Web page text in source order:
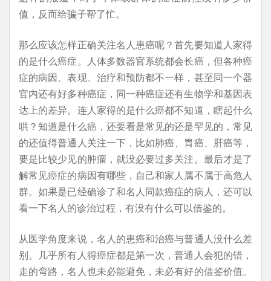
值，反而给骗子帮了忙。
那么应该怎样正确关注名人患癌呢？首先要知道人家得
的是什么癌症。人体多数器官系统都会长癌，但各种癌
症的病因、表现、治疗和预防都不一样，甚至同一个器
官内还有好多种癌症，同一种癌症还有生物学和基因表
达上的差异。连人家得的是什么癌都不知道，瞎起什么
哄？知道是什么癌，还要看是常见的还是罕见的，常见
的还值得普通人关注一下，比如肺癌、胃癌、肝癌等，
要是比较少见的肿瘤，就没必要过多关注。最后才是了
解常见癌症的病因有哪些，自己和家人属不属于高危人
群。如果是已经确诊了和名人同款癌症的病人，还可以
看一下名人的诊治过程，有没有什么可以借鉴的。
从医学角度来说，名人的患癌和治癌与普通人没什么差
别。几乎所有人得癌症都是第一次，普通人会犯的错，
走的弯路，名人也未必能避免，未必有好的借鉴价值。